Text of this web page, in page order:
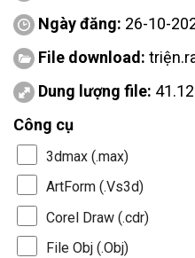
Ngày đăng: 26-10-
File download:
Dung lượng file:
Công cụ
3dmax (.max)
ArtForm (.Vs3d)
Corel Draw (.cdr)
File Obj (.Obj)